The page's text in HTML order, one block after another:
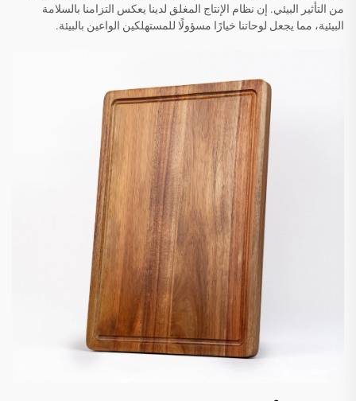
من التأثير البيئي. إن نظام الإنتاج المغلق لدينا يعكس التزامنا بالسلامة
البيئية، مما يجعل لوحاتنا خيارًا مسؤولًا للمستهلكين الواعين بالبيئة.